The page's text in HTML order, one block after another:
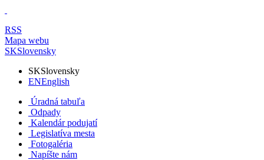
RSS
Mapa webu
SKSlovensky
SKSlovensky
ENEnglish
Úradná tabuľa
Odpady
Kalendár podujatí
Legislatíva mesta
Fotogaléria
Napíšte nám